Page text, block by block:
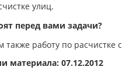
улиц.
перед вами задачи?
работу по расчистке
материала: 07.12.2012